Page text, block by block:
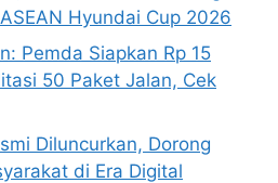
Hyundai Cup 2026
Pemda Siapkan Rp 15
50 Paket Jalan, Cek
Diluncurkan, Dorong
di Era Digital